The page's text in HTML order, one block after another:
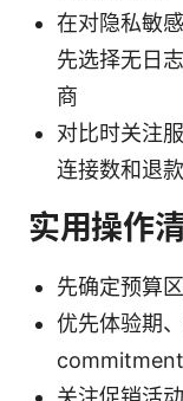
在对隐私敏
先选择无日
商
对比时关注
连接数和退
实用操作
先确定预算
优先体验期
commitment